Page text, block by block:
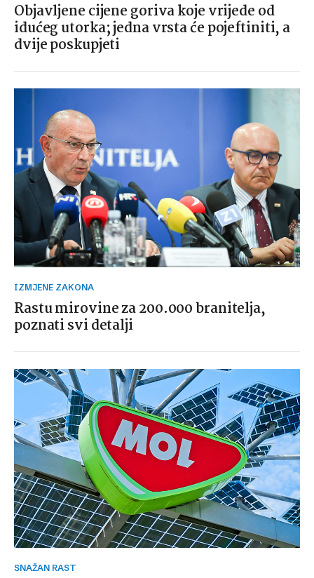
Objavljene cijene goriva koje vrijede od
idućeg utorka; jedna vrsta će pojeftiniti, a
dvije poskupjeti
IZMJENE ZAKONA
Rastu mirovine za 200.000 branitelja,
poznati svi detalji
SNAŽAN RAST